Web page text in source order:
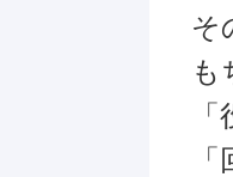
そ
も